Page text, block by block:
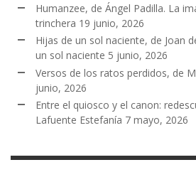
Humanzee, de Ángel Padilla. La
trinchera 19 junio, 2026
Hijas de un sol naciente, de Joan
un sol naciente 5 junio, 2026
Versos de los ratos perdidos, de
junio, 2026
Entre el quiosco y el canon:
Lafuente Estefanía 7 mayo, 2026